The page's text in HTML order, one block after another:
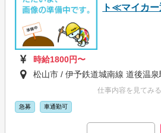
ト≪マイカ
時給1800円〜
松山市 / 伊予鉄道城南線 道後温泉
仕事内容を見てみ
急募 車通勤可